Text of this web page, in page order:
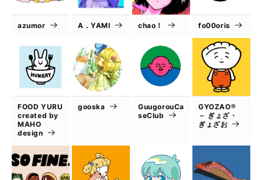
azumor A．YAMI chao！ fo00oris
FOOD YURU
created by
MAHO
design
gooska
GuugorouCa
seClub
GYOZAO®
－ ぎょざ・
ぎょざお